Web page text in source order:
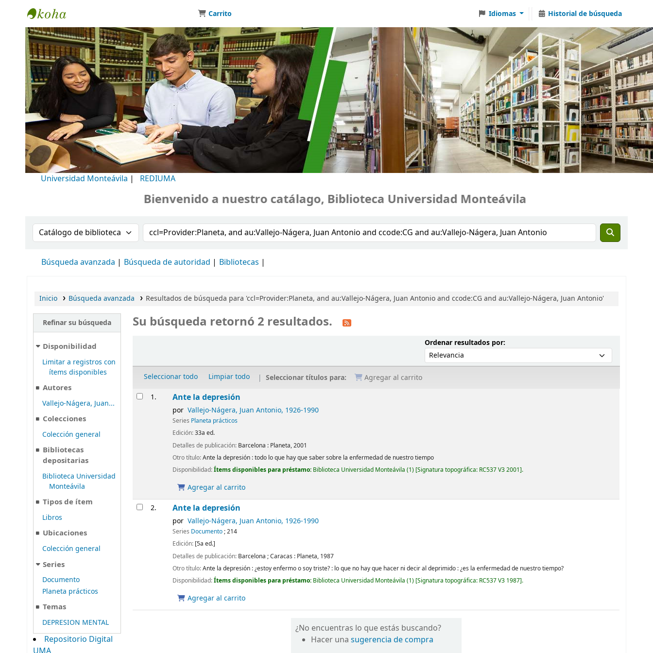
Biblioteca Universidad Monteávila
Carrito Idiomas Historial de búsqueda
Universidad Monteávila | REDIUMA
Bienvenido a nuestro catálago, Biblioteca Universidad Monteávila
Buscar en el catálogo por:Buscar en el catálogo
Búsqueda avanzada Búsqueda de autoridad Bibliotecas
Inicio Búsqueda avanzada Resultados de búsqueda para 'ccl=Provider:Planeta, and au:Vallejo-Nágera, Juan Antonio and ccode:CG and au:Vallejo-Nágera, Juan Antonio'
Refinar su búsqueda
Disponibilidad
Limitar a registros con
ítems disponibles
Autores
Vallejo-Nágera, Juan...
Colecciones
Colección general
Bibliotecas
depositarias
Biblioteca Universidad
Monteávila
Tipos de ítem
Libros
Ubicaciones
Colección general
Series
Documento
Planeta prácticos
Temas
DEPRESION MENTAL
Repositorio Digital
Su búsqueda retornó 2 resultados.
Ordenar resultados por:Ordenar por:
Seleccionar todo Limpiar todo Seleccionar títulos para: Agregar al carrito
Resultados
1. Ante la depresión
por Vallejo-Nágera, Juan Antonio, 1926-1990
Series Planeta prácticos
Edición:33a ed.
Detalles de publicación: Barcelona : Planeta,2001
Otro título:Ante la depresión : todo lo que hay que saber sobre la enfermedad de nuestro tiempo
Disponibilidad:Ítems disponibles para préstamo: Biblioteca Universidad Monteávila (1) Signatura topográfica: RC537 V3 2001 .
Agregar al carrito
2. Ante la depresión
por Vallejo-Nágera, Juan Antonio, 1926-1990
Series Documento; 214
Edición: [5a ed.]
Detalles de publicación: Barcelona ; Caracas : Planeta, 1987
Otro título:Ante la depresión : ¿estoy enfermo o soy triste? : lo que no hay que hacer ni decir al deprimido : ¿es la enfermedad de nuestro tiempo?
Disponibilidad:Ítems disponibles para préstamo: Biblioteca Universidad Monteávila (1) Signatura topográfica: RC537 V3 1987 .
Agregar al carrito
¿No encuentras lo que estás buscando?
Hacer unasugerencia de compra